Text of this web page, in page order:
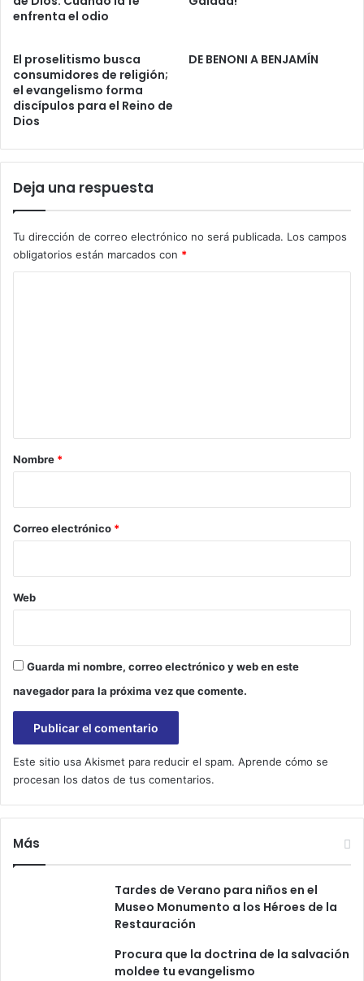
c
r
u
p
t
b
e
r
r
e
s
e
v
r
a
n
o
c
o
D
i
c
i
l
i
n
a
enfrenta el odio
El proselitismo busca
consumidores de religión;
el evangelismo forma
discípulos para el Reino de
Dios
DE BENONI A BENJAMÍN
Deja una respuesta
Tu dirección de correo electrónico no será publicada. Los campos
obligatorios están marcados con *
r
*
Nombre *
Correo electrónico *
Web
Guarda mi nombre, correo electrónico y web en este
navegador para la próxima vez que comente.
Este sitio usa Akismet para reducir el spam. Aprende cómo se
procesan los datos de tus comentarios.
Más
Tardes de Verano para niños en el
Museo Monumento a los Héroes de la
Restauración
Procura que la doctrina de la salvación
moldee tu evangelismo